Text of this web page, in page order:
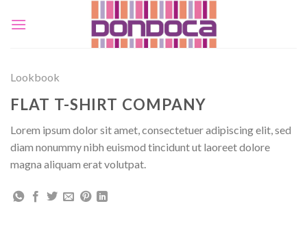
Lookbook
FLAT T-SHIRT COMPANY
Lorem ipsum dolor sit amet, consectetuer adipiscing elit, sed
diam nonummy nibh euismod tincidunt ut laoreet dolore
magna aliquam erat volutpat.